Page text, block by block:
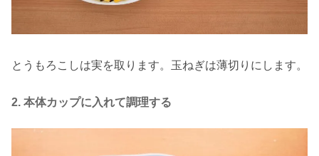
とうもろこしは実を取ります。玉ねぎは薄切りにします。
2. 本体カップに入れて調理する